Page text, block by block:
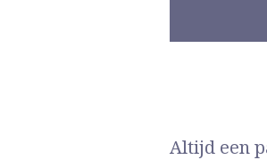
Altijd een